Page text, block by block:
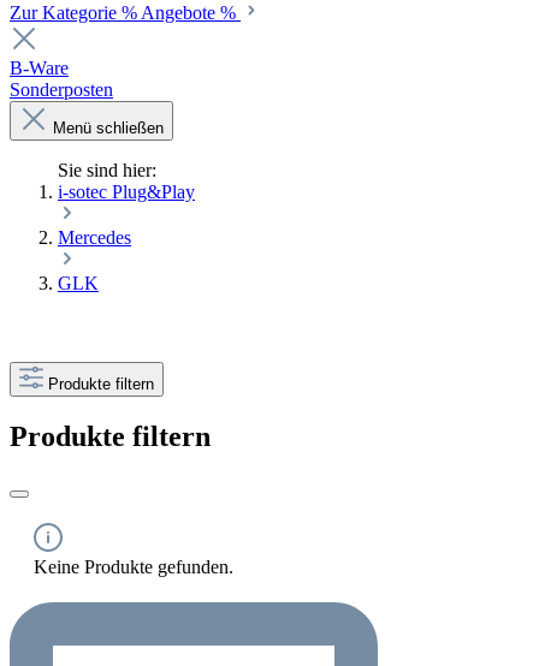
Zur Kategorie % Angebote %
B-Ware
Sonderposten
Menü schließen
Sie sind hier:
i-sotec Plug&Play
Mercedes
GLK
Produkte filtern
Produkte filtern
Keine Produkte gefunden.